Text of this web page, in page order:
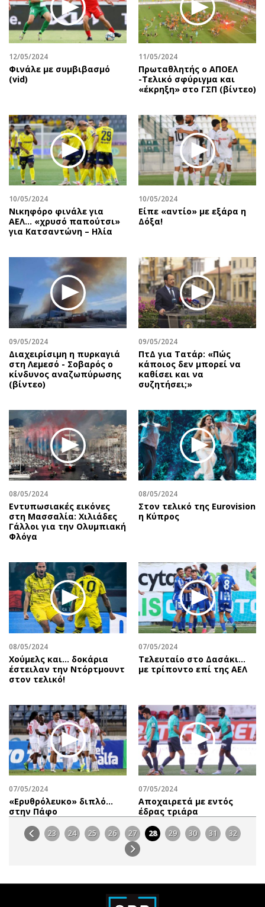
12/05/2024
Φινάλε με συμβιβασμό
(vid)
11/05/2024
Πρωταθλητής ο ΑΠΟΕΛ
-Τελικό σφύριγμα και
«έκρηξη» στο ΓΣΠ (βίντεο)
10/05/2024
Νικηφόρο φινάλε για
ΑΕΛ… «χρυσό παπούτσι»
για Κατσαντώνη – Ηλία
10/05/2024
Είπε «αντίο» με εξάρα η
Δόξα!
09/05/2024
Διαχειρίσιμη η πυρκαγιά
στη Λεμεσό - Σοβαρός ο
κίνδυνος αναζωπύρωσης
(βίντεο)
09/05/2024
ΠτΔ για Τατάρ: «Πώς
κάποιος δεν μπορεί να
καθίσει και να
συζητήσει;»
08/05/2024
Εντυπωσιακές εικόνες
στη Μασσαλία: Χιλιάδες
Γάλλοι για την Ολυμπιακή
Φλόγα
08/05/2024
Στον τελικό της Eurovision
η Κύπρος
08/05/2024
Χούμελς και... δοκάρια
έστειλαν την Ντόρτμουντ
στον τελικό!
07/05/2024
Τελευταίο στο Δασάκι…
με τρίποντο επί της ΑΕΛ
07/05/2024
«Ερυθρόλευκο» διπλό…
στην Πάφο
07/05/2024
Αποχαιρετά με εντός
έδρας τριάρα
23 24 25 26 27 28 29 30 31 32